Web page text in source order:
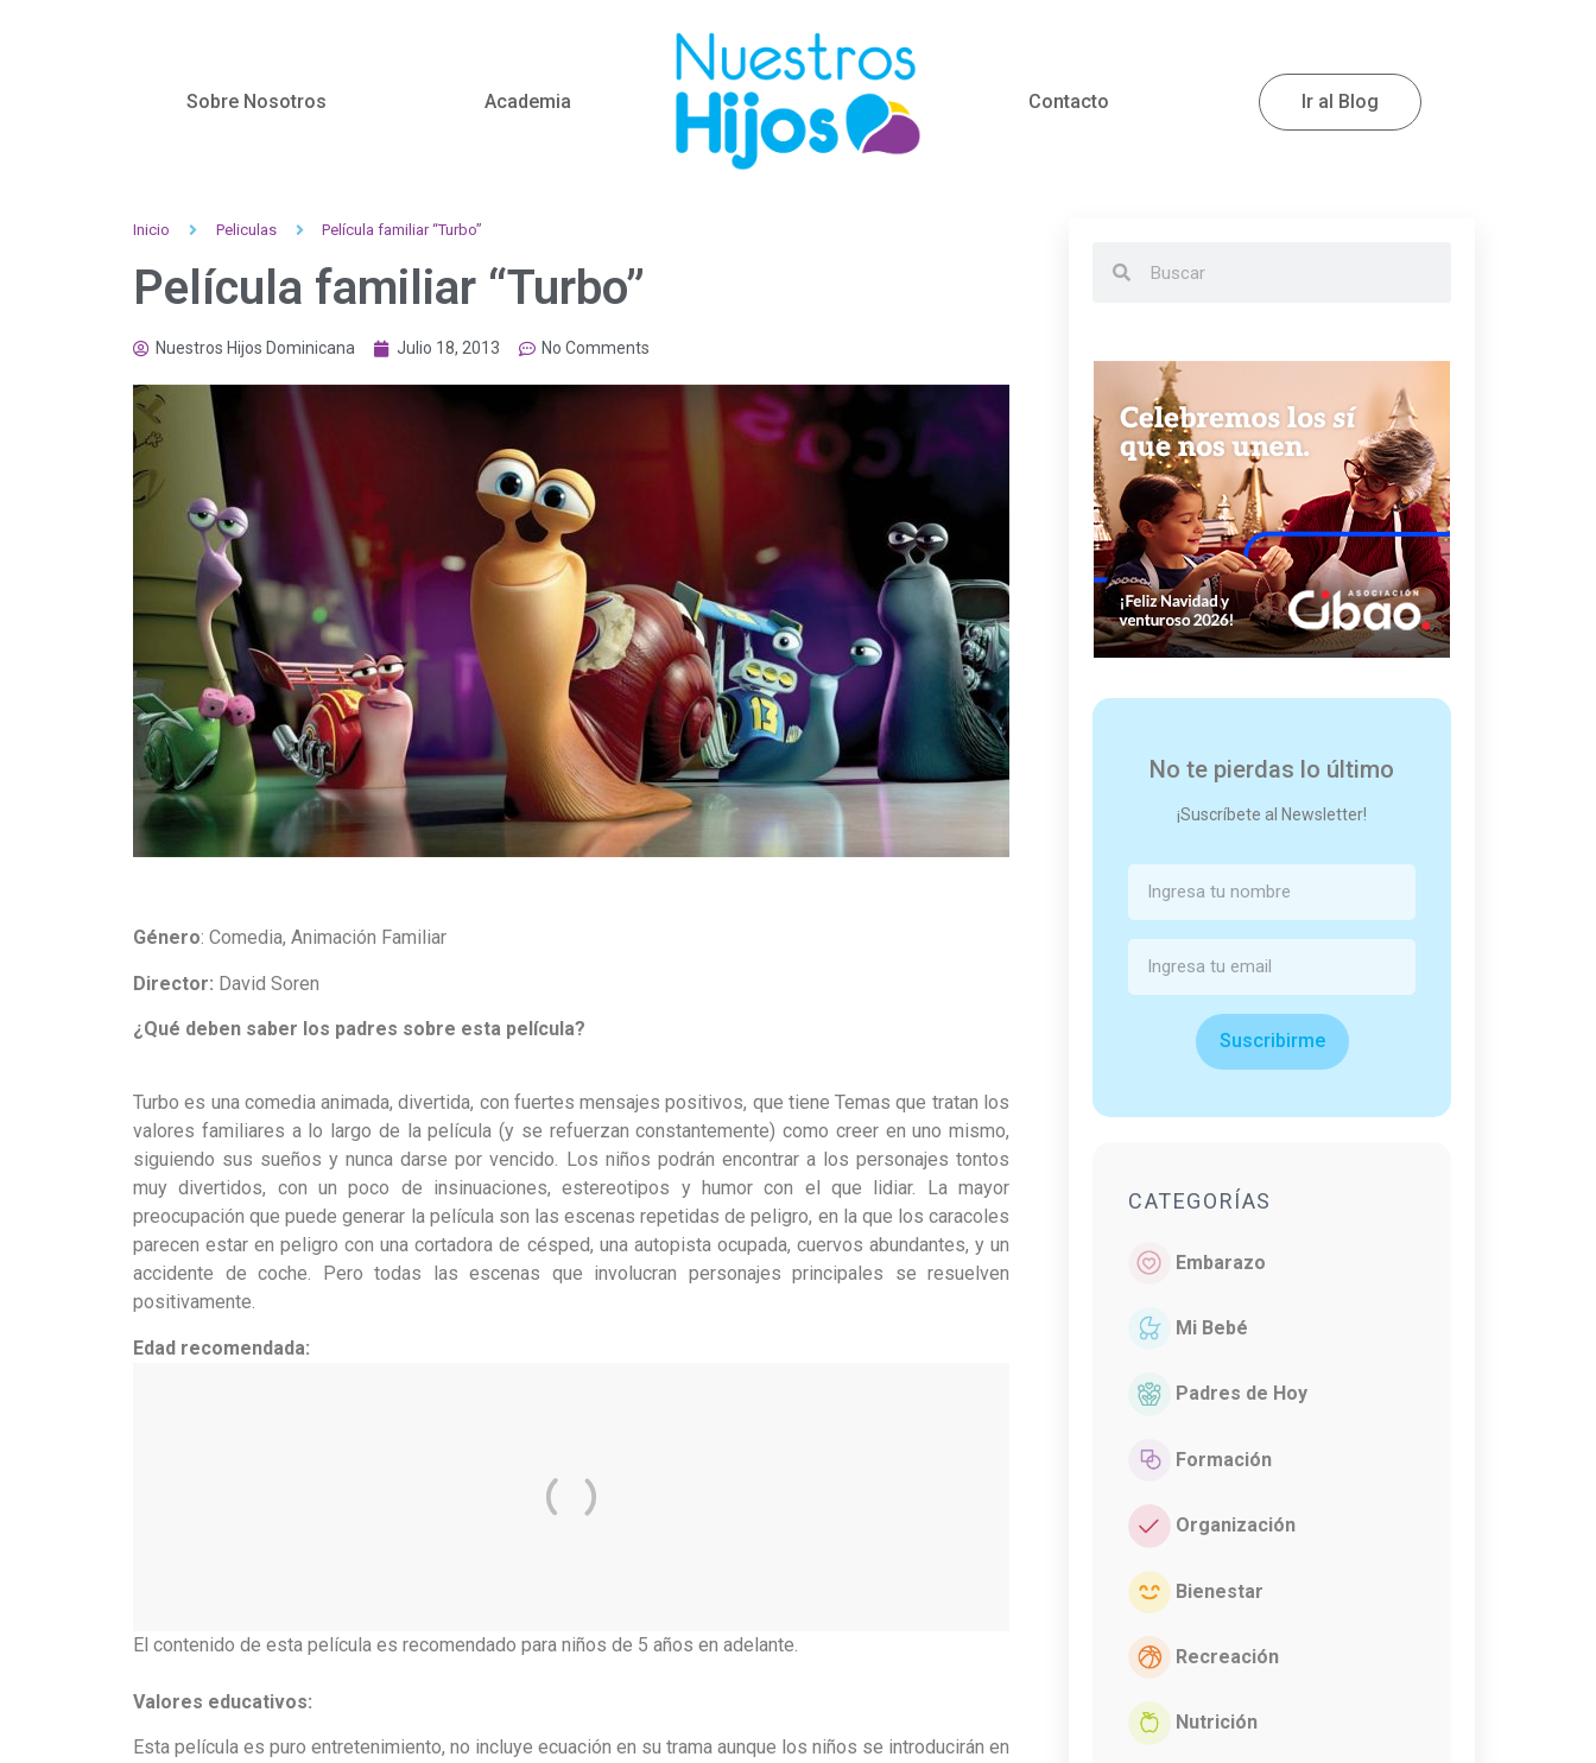
Sobre Nosotros Academia Contacto Ir al Blog
Inicio Peliculas Película familiar “Turbo”
Película familiar “Turbo”
Nuestros Hijos Dominicana Julio 18, 2013 No Comments
Género: Comedia, Animación Familiar
Director: David Soren
¿Qué deben saber los padres sobre esta película?
Turbo es una comedia animada, divertida, con fuertes mensajes positivos, que tiene Temas que tratan los
valores familiares a lo largo de la película (y se refuerzan constantemente) como creer en uno mismo,
siguiendo sus sueños y nunca darse por vencido. Los niños podrán encontrar a los personajes tontos
muy divertidos, con un poco de insinuaciones, estereotipos y humor con el que lidiar. La mayor
preocupación que puede generar la película son las escenas repetidas de peligro, en la que los caracoles
parecen estar en peligro con una cortadora de césped, una autopista ocupada, cuervos abundantes, y un
accidente de coche. Pero todas las escenas que involucran personajes principales se resuelven
positivamente.
Edad recomendada:
El contenido de esta película es recomendado para niños de 5 años en adelante.
Valores educativos:
Esta película es puro entretenimiento, no incluye ecuación en su trama aunque los niños se introducirán en
No te pierdas lo último
¡Suscríbete al Newsletter!
Suscribirme
CATEGORÍAS
Embarazo
Mi Bebé
Padres de Hoy
Formación
Organización
Bienestar
Recreación
Nutrición